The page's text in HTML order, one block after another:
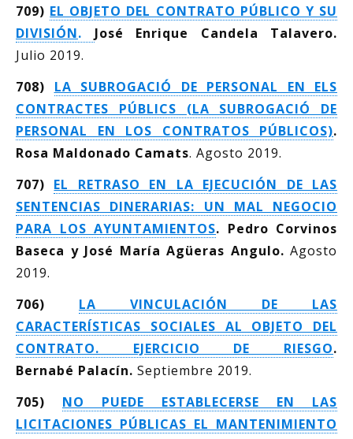
709) EL OBJETO DEL CONTRATO PÚBLICO Y SU
DIVISIÓN. José Enrique Candela Talavero.
Julio 2019.
708) LA SUBROGACIÓ DE PERSONAL EN ELS
CONTRACTES PÚBLICS (LA SUBROGACIÓ DE
PERSONAL EN LOS CONTRATOS PÚBLICOS).
Rosa Maldonado Camats. Agosto 2019.
707) EL RETRASO EN LA EJECUCIÓN DE LAS
SENTENCIAS DINERARIAS: UN MAL NEGOCIO
PARA LOS AYUNTAMIENTOS. Pedro Corvinos
Baseca y José María Agüeras Angulo. Agosto
2019.
706) LA VINCULACIÓN DE LAS
CARACTERÍSTICAS SOCIALES AL OBJETO DEL
CONTRATO. EJERCICIO DE RIESGO.
Bernabé Palacín. Septiembre 2019.
705) NO PUEDE ESTABLECERSE EN LAS
LICITACIONES PÚBLICAS EL MANTENIMIENTO